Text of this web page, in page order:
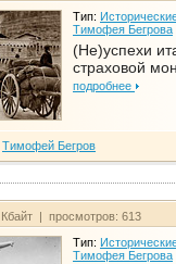
Тип:
Тимофея Бегрова
(Не)успехи
страховой
подробнее
Тимофей Бегров
| просмотров: 613
Тип:
Тимофея Бегрова